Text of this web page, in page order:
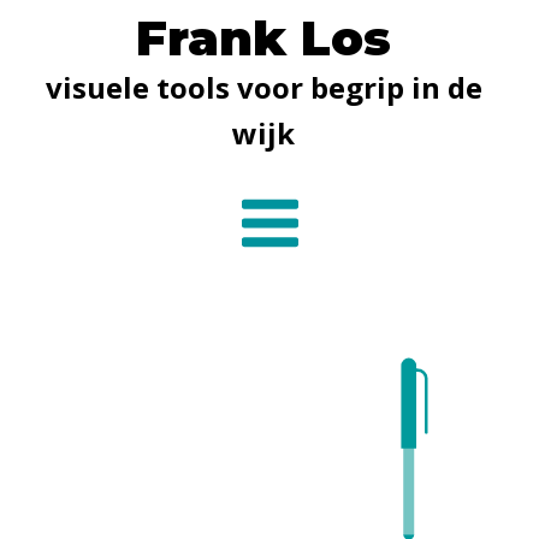
Frank Los
visuele tools voor begrip in de
wijk